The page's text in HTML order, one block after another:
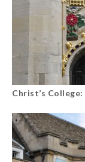
Christ’s College: